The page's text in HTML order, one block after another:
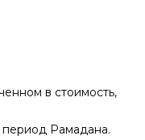
в стоимость,
Рамадана.